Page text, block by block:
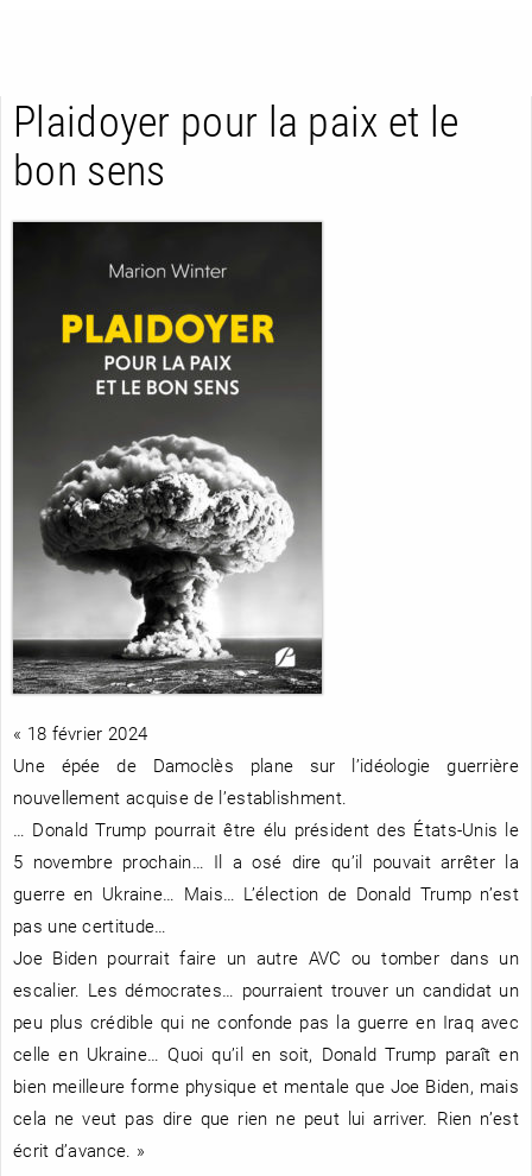
RETOUR
À PARAÎTRE
NOUVEAUTÉS
TOUT LE CATALOGUE
RENCONTRE AVEC…
A LA UNE
REVUE DE PRESSE
Plaidoyer pour la paix et le
bon sens
« 18 février 2024
Une épée de Damoclès plane sur l’idéologie guerrière
nouvellement acquise de l’establishment.
… Donald Trump pourrait être élu président des États-Unis le
5 novembre prochain… Il a osé dire qu’il pouvait arrêter la
guerre en Ukraine… Mais… L’élection de Donald Trump n’est
pas une certitude…
Joe Biden pourrait faire un autre AVC ou tomber dans un
escalier. Les démocrates… pourraient trouver un candidat un
peu plus crédible qui ne confonde pas la guerre en Iraq avec
celle en Ukraine… Quoi qu’il en soit, Donald Trump paraît en
bien meilleure forme physique et mentale que Joe Biden, mais
cela ne veut pas dire que rien ne peut lui arriver. Rien n’est
écrit d’avance. »